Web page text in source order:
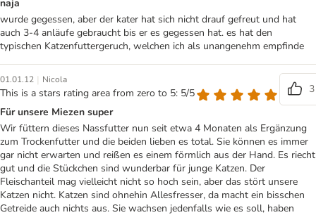
naja
wurde gegessen, aber der kater hat sich nicht drauf gefreut und hat
auch 3-4 anläufe gebraucht bis er es gegessen hat. es hat den
typischen Katzenfuttergeruch, welchen ich als unangenehm empfinde
01.01.12 | Nicola
This is a stars rating area from zero to 5: 5/5
3
Für unsere Miezen super
Wir füttern dieses Nassfutter nun seit etwa 4 Monaten als Ergänzung
zum Trockenfutter und die beiden lieben es total. Sie können es immer
gar nicht erwarten und reißen es einem förmlich aus der Hand. Es riecht
gut und die Stückchen sind wunderbar für junge Katzen. Der
Fleischanteil mag vielleicht nicht so hoch sein, aber das stört unsere
Katzen nicht. Katzen sind ohnehin Allesfresser, da macht ein bisschen
Getreide auch nichts aus. Sie wachsen jedenfalls wie es soll, haben